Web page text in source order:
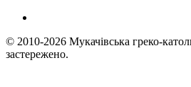
© 2010-2026 Мукачівська греко-
застережено.